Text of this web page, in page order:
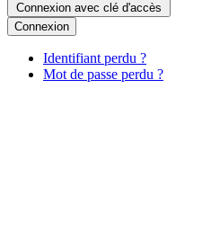
Connexion avec clé d'accès
Connexion
Identifiant perdu ?
Mot de passe perdu ?